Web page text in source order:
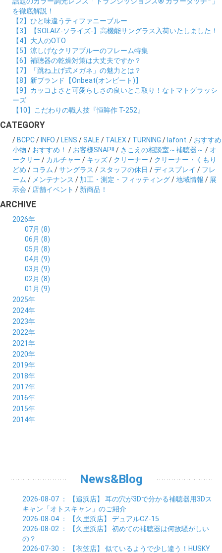
を徹底解説！
【2】ひと味違うティファニーブルー
【3】【SOLAIZ-ソライズ-】高機能サングラス入荷いたしました！
【4】大人のOTO
【5】涼しげなクリアブルーのフレーム特集
【6】補聴器の乾燥対策は大丈夫ですか？
【7】「跳ね上げ式メガネ」の魅力とは？
【8】新ブランド【Onbeat(オンビート)】
【9】カッコよさと可愛らしさの良いとこ取り！なトマトグラッシ
ーズ
【10】こだわりの職人技『恒眸作 T-252』
CATEGORY
/ BCPC/ INFO / LENS /SALE / TALEX / TURNING / lafont. / おすすめ
小物 / おすすめ！ / お客様SNAP!! / きこえの相談室～補聴器～ / オ
ークリー / カルチャー / キッズ/ クリーナー / クリーナー・くもり
どめ / コラム /サングラス / スタッフの休日 /ディスプレイ / フレ
ーム / メンテナンス / 加工・測定・フィッティング/地域情報 / 展
示会 / 店舗イベント / 新商品！
ARCHIVE
2026年
07月 (8)
06月 (8)
05月 (8)
04月 (9)
03月 (9)
02月 (8)
01月 (9)
2025年
12月 (10)
11月 (8)
10月 (8)
09月 (8)
08月 (9)
07月 (7)
06月 (9)
05月 (8)
04月 (8)
03月 (9)
02月 (8)
01月 (8)
2024年
12月 (8)
11月 (9)
10月 (8)
09月 (9)
08月 (7)
07月 (8)
06月 (8)
05月 (8)
04月 (8)
03月 (8)
02月 (9)
2023年
12月 (8)
11月 (8)
10月 (8)
09月 (8)
08月 (9)
07月 (9)
06月 (8)
05月 (9)
04月 (9)
03月 (8)
2022年
12月 (9)
11月 (5)
10月 (4)
09月 (5)
08月 (4)
07月 (4)
06月 (5)
05月 (5)
04月 (2)
2021年
12月 (6)
11月 (4)
10月 (3)
09月 (7)
08月 (5)
07月 (4)
06月 (6)
05月 (6)
2020年
12月 (3)
11月 (6)
10月 (7)
09月 (7)
08月 (5)
07月 (5)
06月 (7)
2019年
12月 (9)
11月 (5)
10月 (7)
09月 (11)
08月 (6)
07月 (5)
2018年
12月 (6)
11月 (7)
10月 (6)
09月 (8)
08月 (4)
01月 (7)
2017年
12月 (6)
11月 (4)
10月 (5)
02月 (3)
01月 (6)
2016年
12月 (7)
11月 (4)
03月 (6)
02月 (9)
01月 (11)
2015年
12月 (6)
06月 (2)
2014年
News&Blog
2026-08-07 ： 【追浜店】 耳の穴が3Dで分かる補聴器用3Dス
キャン「オトスキャン」のご紹介
2026-08-04 ： 【久里浜店】 デュアルCZ-15
2026-08-02 ： 【久里浜店】 初めての補聴器は何故騒がしい
の？
2026-07-30 ： 【衣笠店】 似ているようで少し違う！HUSKY